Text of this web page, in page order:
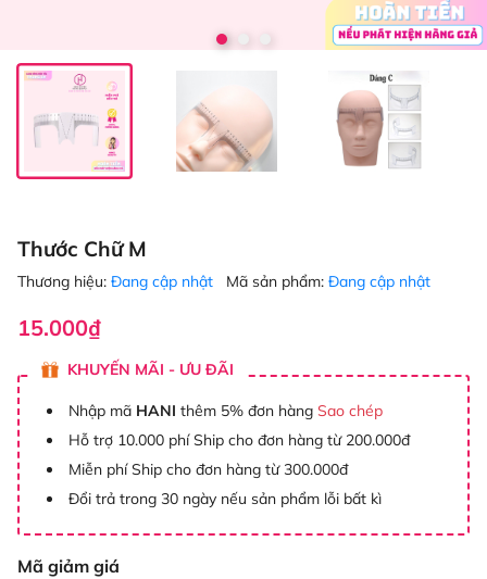
Thước Chữ M
Thương hiệu: Đang cập nhật Mã sản phẩm: Đang cập nhật
15.000₫
KHUYẾN MÃI - ƯU ĐÃI
Nhập mã HANI thêm 5% đơn hàng Sao chép
Hỗ trợ 10.000 phí Ship cho đơn hàng từ 200.000đ
Miễn phí Ship cho đơn hàng từ 300.000đ
Đổi trả trong 30 ngày nếu sản phẩm lỗi bất kì
Mã giảm giá